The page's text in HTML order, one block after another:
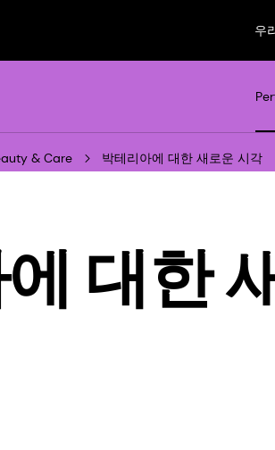
우
& Care 박테리아에 대한 새로운 시각
대한